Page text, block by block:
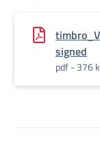
signed
pdf - 376